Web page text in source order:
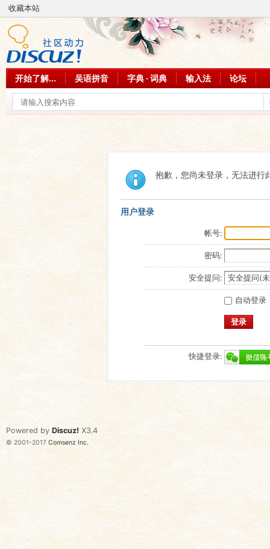
收藏本站
开始了解... 吴语拼音 字典 · 词典 输入法 论坛
抱歉，您尚未登录，无法进行
用户登录
帐号:
密码:
安全提问:
自动登录
登录
快捷登录:
Powered by Discuz! X3.4
© 2001-2017 Comsenz Inc.